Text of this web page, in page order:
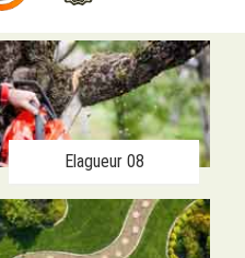
Elagueur 08